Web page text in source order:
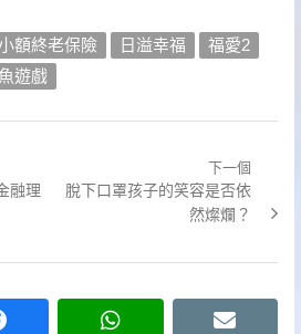
額終老保險 日溢幸福
福愛2
遊戲
融理
下一個
Next
脫下口罩孩子的笑容是否依
然燦爛？
facebook whatsapp email